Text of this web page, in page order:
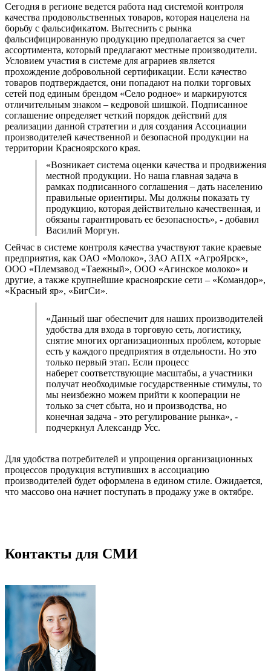
Сегодня в регионе ведется работа над системой контроля
качества продовольственных товаров, которая нацелена на
борьбу с фальсификатом. Вытеснить с рынка
фальсифицированную продукцию предполагается за счет
ассортимента, который предлагают местные производители.
Условием участия в системе для аграриев является
прохождение добровольной сертификации. Если качество
товаров подтверждается, они попадают на полки торговых
сетей под единым брендом «Село родное» и маркируются
отличительным знаком – кедровой шишкой. Подписанное
соглашение определяет четкий порядок действий для
реализации данной стратегии и для создания Ассоциации
производителей качественной и безопасной продукции на
территории Красноярского края.
«Возникает система оценки качества и продвижения
местной продукции. Но наша главная задача в
рамках подписанного соглашения – дать населению
правильные ориентиры. Мы должны показать ту
продукцию, которая действительно качественная, и
обязаны гарантировать ее безопасность», - добавил
Василий Моргун.
Сейчас в системе контроля качества участвуют такие краевые
предприятия, как ОАО «Молоко», ЗАО АПХ «АгроЯрск»,
ООО «Племзавод «Таежный», ООО «Агинское молоко» и
другие, а также крупнейшие красноярские сети – «Командор»,
«Красный яр», «БигСи».
«Данный шаг обеспечит для наших производителей
удобства для входа в торговую сеть, логистику,
снятие многих организационных проблем, которые
есть у каждого предприятия в отдельности. Но это
только первый этап. Если процесс
наберет соответствующие масштабы, а участники
получат необходимые государственные стимулы, то
мы неизбежно можем прийти к кооперации не
только за счет сбыта, но и производства, но
конечная задача - это регулирование рынка», -
подчеркнул Александр Усс.
Для удобства потребителей и упрощения организационных
процессов продукция вступивших в ассоциацию
производителей будет оформлена в едином стиле. Ожидается,
что массово она начнет поступать в продажу уже в октябре.
Контакты для СМИ